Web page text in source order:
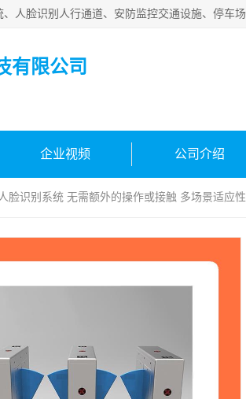
有限公司
企业视频 公司介绍
脸识别系统 无需额外的操作或接触 多场景适应性